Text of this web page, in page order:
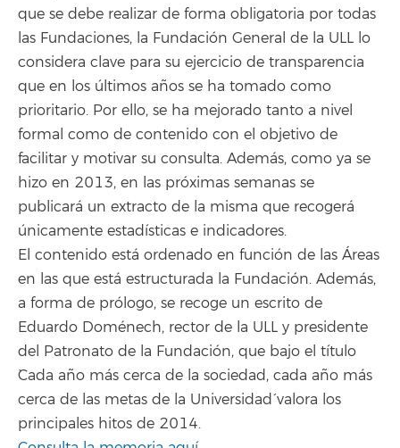
que se debe realizar de forma obligatoria por todas
las Fundaciones, la Fundación General de la ULL lo
considera clave para su ejercicio de transparencia
que en los últimos años se ha tomado como
prioritario. Por ello, se ha mejorado tanto a nivel
formal como de contenido con el objetivo de
facilitar y motivar su consulta. Además, como ya se
hizo en 2013, en las próximas semanas se
publicará un extracto de la misma que recogerá
únicamente estadísticas e indicadores.
El contenido está ordenado en función de las Áreas
en las que está estructurada la Fundación. Además,
a forma de prólogo, se recoge un escrito de
Eduardo Doménech, rector de la ULL y presidente
del Patronato de la Fundación, que bajo el título
`Cada año más cerca de la sociedad, cada año más
cerca de las metas de la Universidad´ valora los
principales hitos de 2014.